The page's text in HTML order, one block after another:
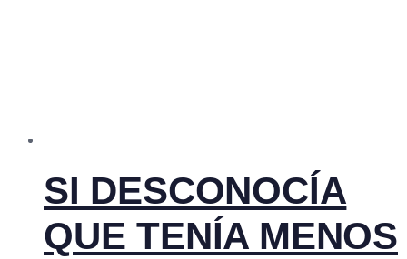
SI DESCONOCÍA
QUE TENÍA MENOS